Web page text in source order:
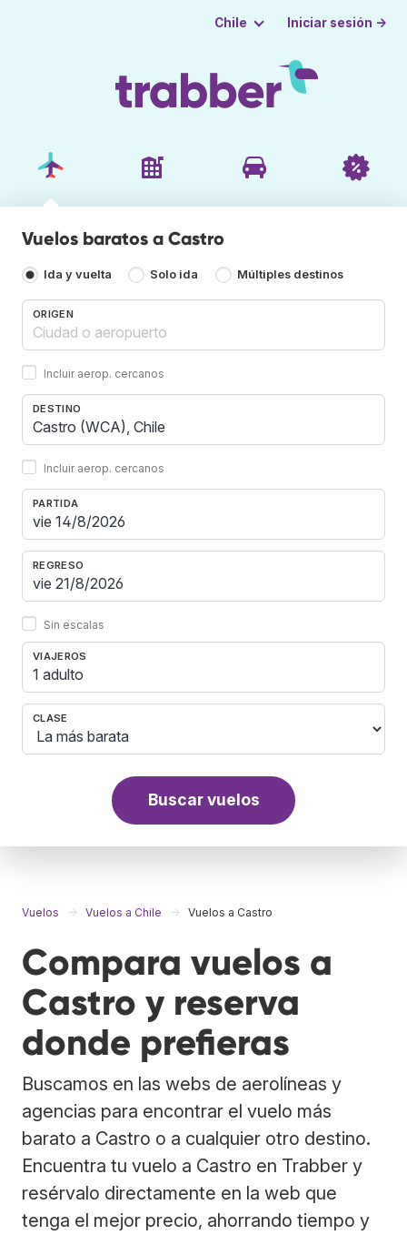
Chile Iniciar sesión →
Vuelos baratos a Castro
Ida y vuelta Solo ida Múltiples destinos
ORIGEN
Incluir aerop. cercanos
DESTINO
Incluir aerop. cercanos
PARTIDA
REGRESO
Sin escalas
VIAJEROS
1 adulto
CLASE
Buscar vuelos
Vuelos Vuelos a Chile Vuelos a Castro
Compara vuelos a
Castro y reserva
donde prefieras
Buscamos en las webs de aerolíneas y
agencias para encontrar el vuelo más
barato a Castro o a cualquier otro destino.
Encuentra tu vuelo a Castro en Trabber y
resérvalo directamente en la web que
tenga el mejor precio, ahorrando tiempo y